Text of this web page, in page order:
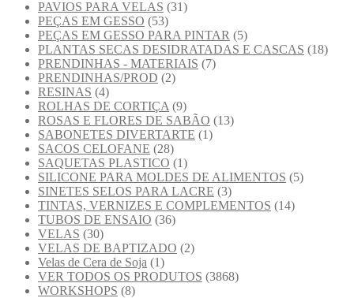
PAVIOS PARA VELAS (31)
PEÇAS EM GESSO (53)
PEÇAS EM GESSO PARA PINTAR (5)
PLANTAS SECAS DESIDRATADAS E CASCAS (18)
PRENDINHAS - MATERIAIS (7)
PRENDINHAS/PROD (2)
RESINAS (4)
ROLHAS DE CORTIÇA (9)
ROSAS E FLORES DE SABÃO (13)
SABONETES DIVERTARTE (1)
SACOS CELOFANE (28)
SAQUETAS PLASTICO (1)
SILICONE PARA MOLDES DE ALIMENTOS (5)
SINETES SELOS PARA LACRE (3)
TINTAS, VERNIZES E COMPLEMENTOS (14)
TUBOS DE ENSAIO (36)
VELAS (30)
VELAS DE BAPTIZADO (2)
Velas de Cera de Soja (1)
VER TODOS OS PRODUTOS (3868)
WORKSHOPS (8)